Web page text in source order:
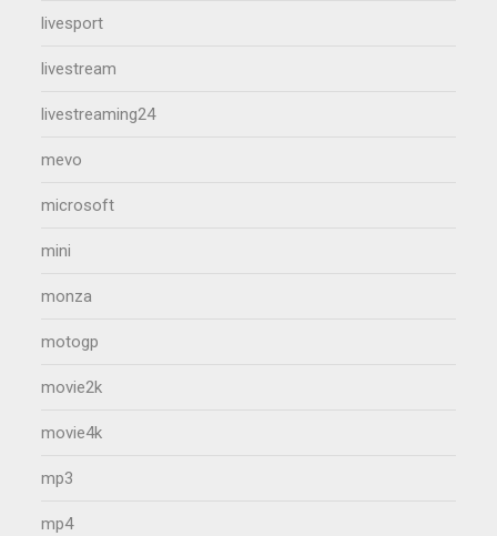
livesport
livestream
livestreaming24
mevo
microsoft
mini
monza
motogp
movie2k
movie4k
mp3
mp4